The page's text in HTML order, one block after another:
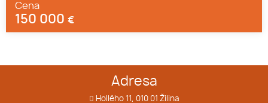
Cena
150 000 €
Adresa
Hollého 11, 010 01 Žilina